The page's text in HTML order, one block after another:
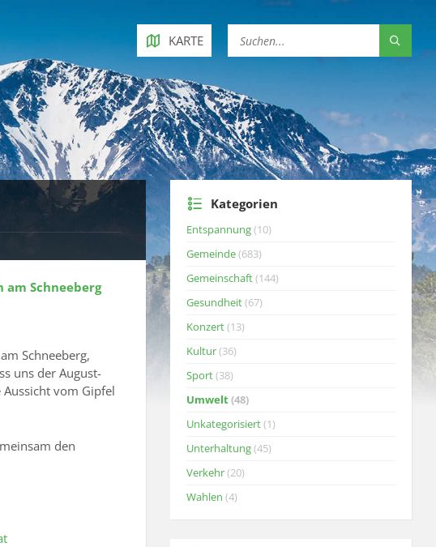
KARTE
Schneeberg
Schneeberg,
uns der August-
vom Gipfel
den
Kategorien
Entspannung(10)
Gemeinde(683)
Gemeinschaft(144)
Gesundheit(67)
Konzert(13)
Kultur(36)
Sport(38)
Umwelt(48)
Unkategorisiert(1)
Unterhaltung(45)
Verkehr(20)
Wahlen (4)